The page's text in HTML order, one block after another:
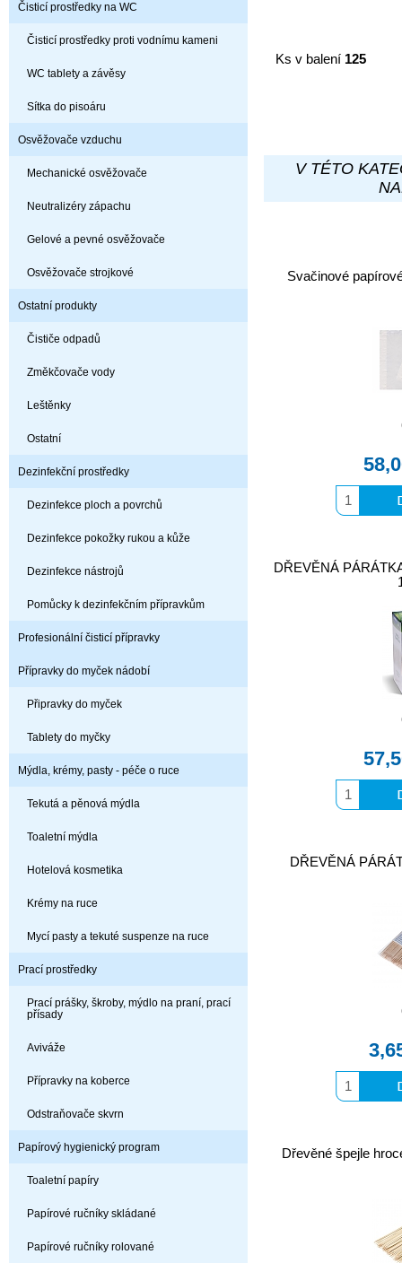
Čisticí prostředky na WC
Čisticí prostředky proti vodnímu kameni
WC tablety a závěsy
Sítka do pisoáru
Osvěžovače vzduchu
Mechanické osvěžovače
Neutralizéry zápachu
Gelové a pevné osvěžovače
Osvěžovače strojkové
Ostatní produkty
Čističe odpadů
Změkčovače vody
Leštěnky
Ostatní
Dezinfekční prostředky
Dezinfekce ploch a povrchů
Dezinfekce pokožky rukou a kůže
Dezinfekce nástrojů
Pomůcky k dezinfekčním přípravkům
Profesionální čisticí přípravky
Přípravky do myček nádobí
Připravky do myček
Tablety do myčky
Mýdla, krémy, pasty - péče o ruce
Tekutá a pěnová mýdla
Toaletní mýdla
Hotelová kosmetika
Krémy na ruce
Mycí pasty a tekuté suspenze na ruce
Prací prostředky
Prací prášky, škroby, mýdlo na praní, prací
přísady
Aviváže
Přípravky na koberce
Odstraňovače skvrn
Papírový hygienický program
Toaletní papíry
Papírové ručníky skládané
Papírové ručníky rolované
Ks v balení 125
V TÉTO
Svačinové
DŘEVĚNÁ
DŘEVĚNÁ
Dřevěné špejle